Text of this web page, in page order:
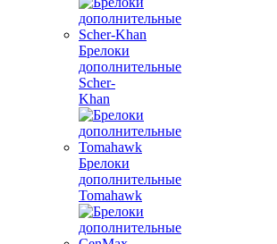
Брелоки
дополнительные
Scher-
Khan
Брелоки
дополнительные
Tomahawk